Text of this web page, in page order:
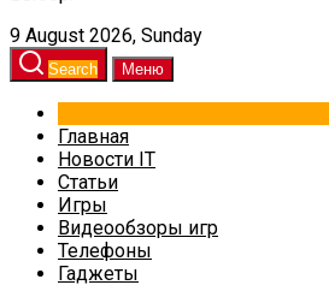
9 August 2026, Sunday
Search Меню
Главная
Новости IT
Статьи
Игры
Видеообзоры игр
Телефоны
Гаджеты